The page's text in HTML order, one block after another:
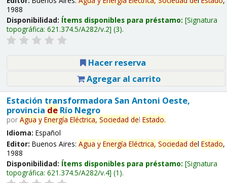
1988
Disponibilidad: Ítems disponibles para préstamo: Signatura
topográfica: 621.374.5/A282/v.2 (3).
Hacer reserva
Agregar al carrito
Estación transformadora San Antoni Oeste,
provincia deRío Negro
por Agua y Energía Eléctrica, Sociedad del Estado.
Idioma: Español
Editor: Buenos Aires: Agua y Energía Eléctrica, Sociedad del Estado,
1988
Disponibilidad: Ítems disponibles para préstamo: Signatura
topográfica: 621.374.5/A282/v.4 (1).